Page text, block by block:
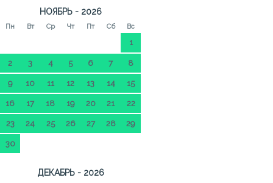
НОЯБРЬ - 2026
Пн Вт Ср Чт Пт Сб Вс
1
2 3 4 5 6 7 8
9 10 11 12 13 14 15
16 17 18 19 20 21 22
23 24 25 26 27 28 29
30
ДЕКАБРЬ - 2026